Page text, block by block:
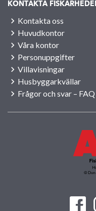
KONTAKTA
Kontakta oss
Huvudkontor
Våra kontor
Personuppgifter
Villavisningar
Husbyggarkvällar
Frågor och svar – FAQ